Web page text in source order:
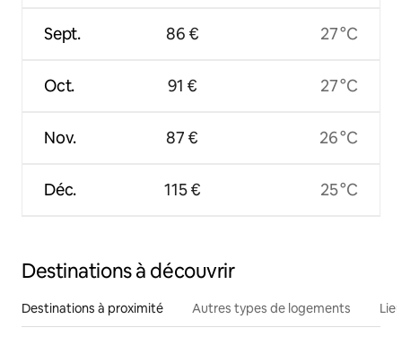
Sept.
Oct.
Nov.
Déc.
86 €
91 €
87 €
115 €
27 °C
27 °C
26 °C
25 °C
Destinations à découvrir
Destinations à proximité Autres types de logements